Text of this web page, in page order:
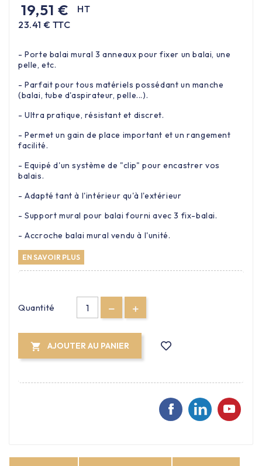
19,51 €
HT
23.41 € TTC
- Porte balai mural 3 anneaux pour fixer un balai, une
pelle, etc.
- Parfait pour tous matériels possédant un manche
(balai, tube d'aspirateur, pelle...).
- Ultra pratique, résistant et discret.
- Permet un gain de place important et un rangement
facilité.
- Equipé d'un système de "clip" pour encastrer vos
balais.
- Adapté tant à l'intérieur qu'à l'extérieur
- Support mural pour balai fourni avec 3 fix-balai.
- Accroche balai mural vendu à l'unité.
EN SAVOIR PLUS
Quantité
 AJOUTER AU PANIER